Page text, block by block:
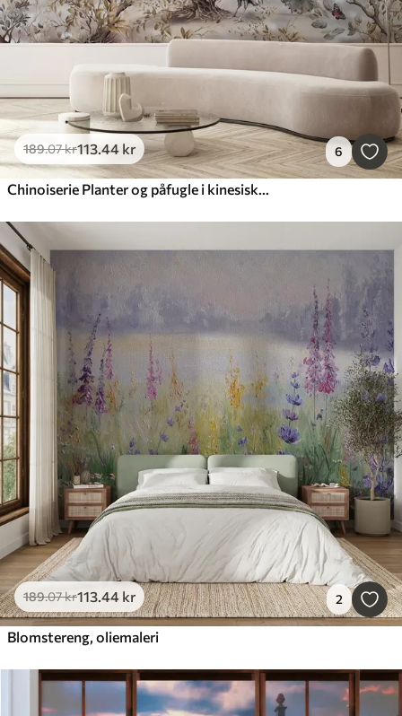
189.07kr113.44 kr 6
Chinoiserie Planter og påfugle i kinesisk stil
189.07kr113.44 kr 2
Blomstereng, oliemaleri